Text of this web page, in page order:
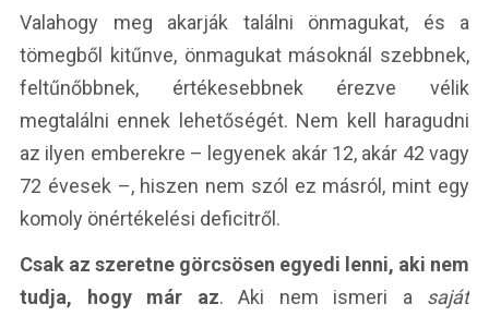
Valahogy meg akarják találni önmagukat, és a
tömegből kitűnve, önmagukat másoknál szebbnek,
feltűnőbbnek, értékesebbnek érezve vélik
megtalálni ennek lehetőségét. Nem kell haragudni
az ilyen emberekre – legyenek akár 12, akár 42 vagy
72 évesek –, hiszen nem szól ez másról, mint egy
komoly önértékelési deficitről.
Csak az szeretne görcsösen egyedi lenni, aki nem
tudja, hogy már az. Aki nem ismeri a saját